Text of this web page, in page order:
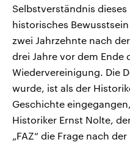
Selbstverständnis
historisches
zwei Jahrzehnte nach
drei Jahre vor dem Ende
Wiedervereinigung. Die
wurde, ist als der
Geschichte
Historiker Ernst Nolte,
„FAZ“ die Frage nach